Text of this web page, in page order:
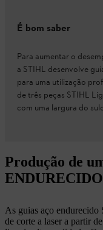
É bom saber
Para aumentar o
a STIHL desenvolve
para uma utilização
de três peças STIHL
com uma largura do
Produção de
ENDURECIDO
As guias aço endurecido
de corte a laser a partir